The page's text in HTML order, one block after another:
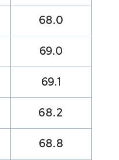
68.0
69.0
69.1
68.2
68.8